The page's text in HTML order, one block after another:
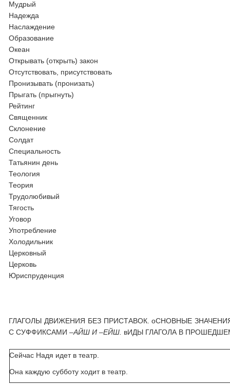
Мудрый
Надежда
Наслаждение
Образование
Океан
Открывать (открыть) закон
Отсутствовать, присутствовать
Пронизывать (пронизать)
Прыгать (прыгнуть)
Рейтинг
Священник
Склонение
Солдат
Специальность
Татьянин день
Теология
Теория
Трудолюбивый
Тягость
Уговор
Употребление
Холодильник
Церковный
Церковь
Юриспруденция
ГЛАГОЛЫ ДВИЖЕНИЯ БЕЗ ПРИСТАВОК. оСНОВНЫЕ
С СУФФИКСАМИ–АЙШ И –ЕЙШ. вИДЫ ГЛАГОЛА В
Сейчас Надя идет в театр.
Она каждую субботу ходит в театр.